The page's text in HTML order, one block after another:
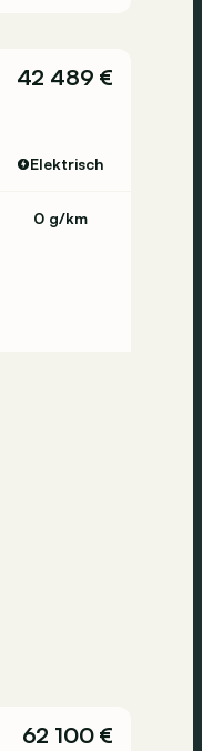
42 489 €
Elektrisch
0 g/km
62 100 €